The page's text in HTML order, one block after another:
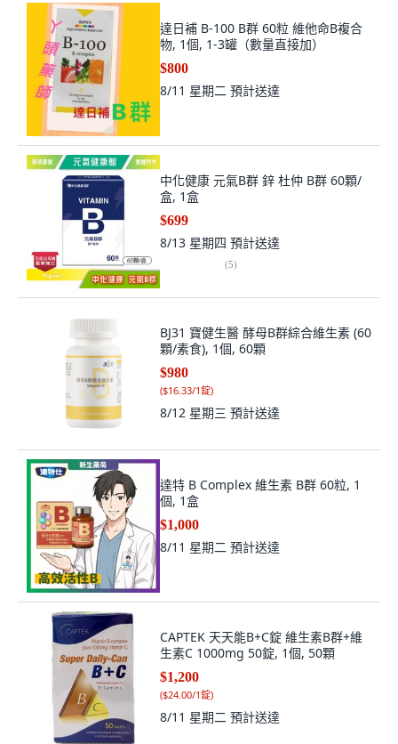
達日補 B-100 B群 60粒 維他命B複合
物, 1個, 1-3罐（數量直接加）
$800
8/11 星期二 預計送達
中化健康 元氣B群 鋅 杜仲 B群 60顆/
盒, 1盒
$699
8/13 星期四 預計送達
(5)
BJ31 寶健生醫 酵母B群綜合維生素 (60
顆/素食), 1個, 60顆
$980
($16.33/1錠)
8/12 星期三 預計送達
達特 B Complex 維生素 B群 60粒, 1
個, 1盒
$1,000
8/11 星期二 預計送達
CAPTEK 天天能B+C錠 維生素B群+維
生素C 1000mg 50錠, 1個, 50顆
$1,200
($24.00/1錠)
8/11 星期二 預計送達